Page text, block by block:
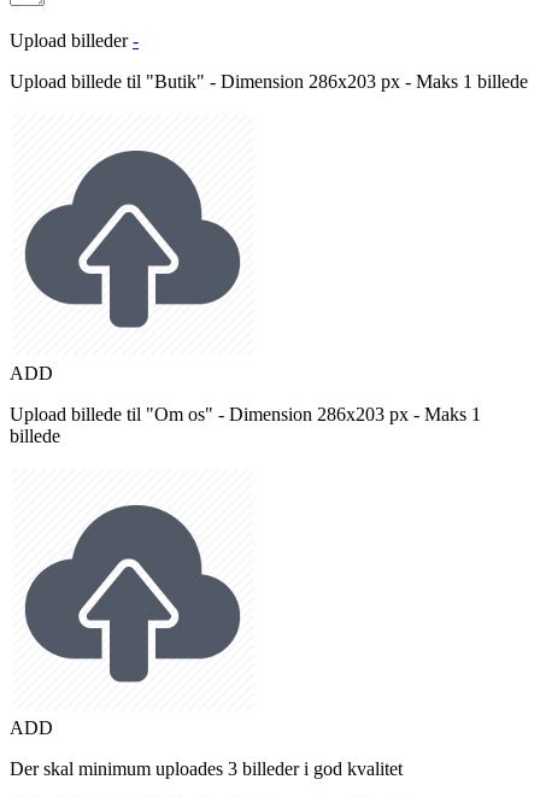
Upload billeder -
Upload billede til "Butik" - Dimension 286x203 px - Maks 1 billede
ADD
Upload billede til "Om os" - Dimension 286x203 px - Maks 1
billede
ADD
Der skal minimum uploades 3 billeder i god kvalitet